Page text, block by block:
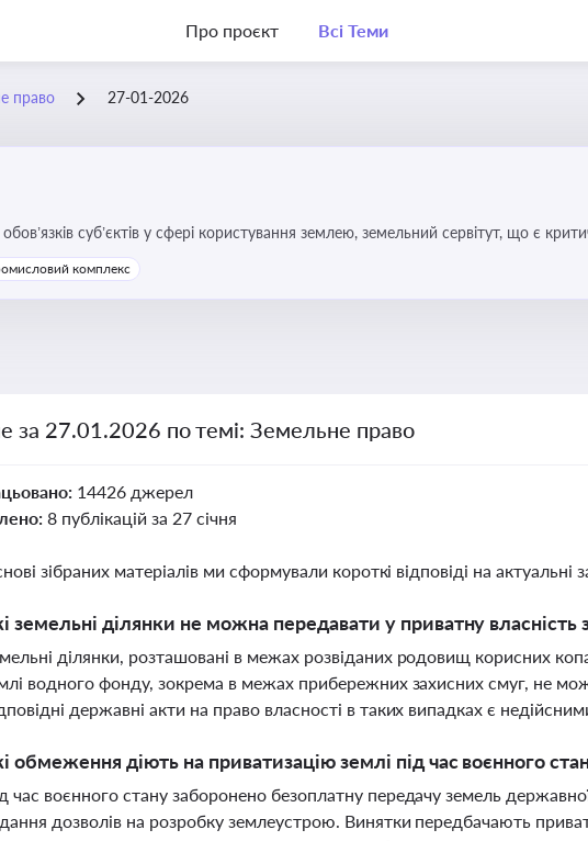
Про проєкт Всі Теми
право 27-01-2026
суб’єктів у сфері користування землею, земельний сервітут, що є
та держави, а також для ефективного управління земельними ресурсами
комплекс
за 27.01.2026 по темі: Земельне право
14426 джерел
8 публікацій за 27 січня
зібраних матеріалів ми сформували короткі відповіді на актуальні
земельні ділянки не можна передавати у приватну
ділянки, розташовані в межах розвіданих родовищ корисних
водного фонду, зокрема в межах прибережних захисних смуг, не
державні акти на право власності в таких випадках є
обмеження діють на приватизацію землі під час воєнного
час воєнного стану заборонено безоплатну передачу земель
дозволів на розробку землеустрою. Винятки передбачають